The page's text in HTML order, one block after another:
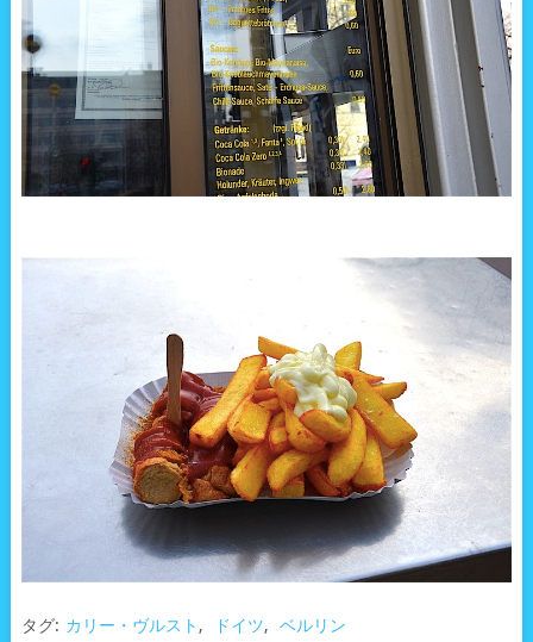
タグ: カリー・ヴルスト , ドイツ, ベルリン